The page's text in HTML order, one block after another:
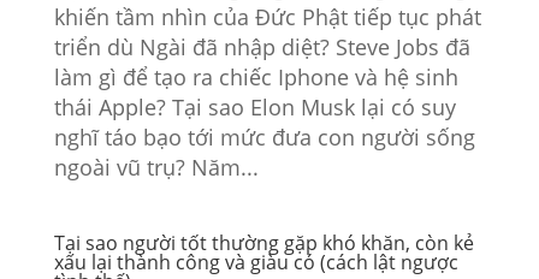
khiến tầm nhìn của Đức Phật tiếp tục phát
triển dù Ngài đã nhập diệt? Steve Jobs đã
làm gì để tạo ra chiếc Iphone và hệ sinh
thái Apple? Tại sao Elon Musk lại có suy
nghĩ táo bạo tới mức đưa con người sống
ngoài vũ trụ? Năm...
Tại sao người tốt thường gặp khó khăn, còn kẻ
xấu lại thành công và giàu có (cách lật ngược